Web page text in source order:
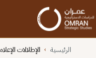
الرئيسية › الإطلالات